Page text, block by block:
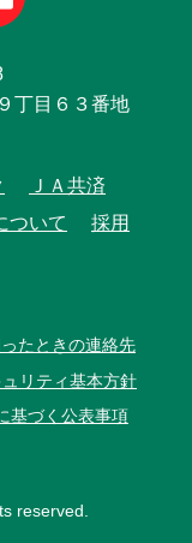
丁目６３番地
ＪＡ共済
ついて
採用
たときの連絡先
リティ基本方針
基づく公表事項
reserved.